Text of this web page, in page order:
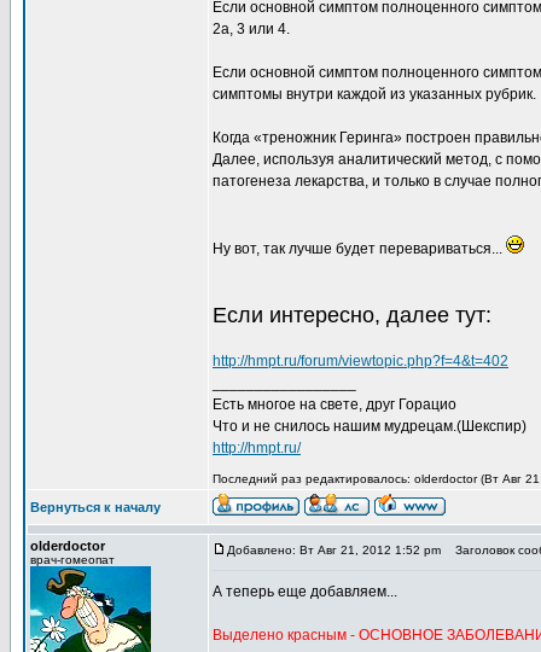
Если основной симптом полноценного
2а, 3 или 4.
Если основной симптом полноценного
симптомы внутри каждой из указанных рубрик.
Когда «треножник Геринга» построен
Далее, используя аналитический метод, с
патогенеза лекарства, и только в случае
Ну вот, так лучше будет перевариваться...
Если интересно, далее тут:
http://hmpt.ru/forum/viewtopic.php?f=4&t=402
Есть многое на свете, друг Горацио
Что и не снилось нашим мудрецам.(Шекспир)
http://hmpt.ru/
Последний раз редактировалось: olderdoctor (Вт Авг
Вернуться к началу
olderdoctor
врач-гомеопат
Добавлено: Вт Авг 21, 2012 1:52 pm Заголовок
А теперь еще добавляем...
Выделено красным - ОСНОВНОЕ